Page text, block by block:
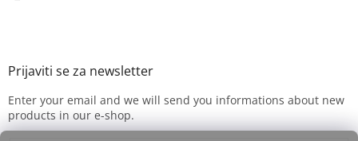
Enter your email and we will send you informations about new
products in our e-shop.